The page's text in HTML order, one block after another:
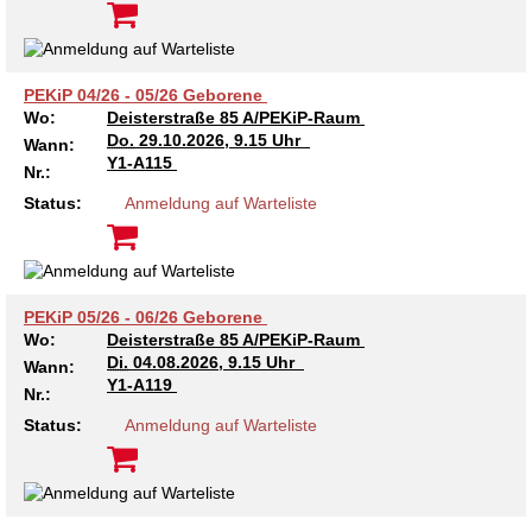
Kindertagesstätte Klaus-Müller-Kilian-Weg /
Kindertagesstätte König-Ludwig-Straße
Kindertagesstätte Moorlilienweg /
Familienzentrum
Familienzentrum
Kindertagesstätte Pfarrlandplatz
Kindertagesstätte Rosenbergstraße
Krippe Schleswiger Straße
Kindertagesstätte Hiltrud-Grote-Weg
Kindertagesstätte Ibykusweg / Familienzentrum
Kindertagesstätte Kapellenbrink /
Familienzentrum
“Mäuseburg” / Familienzentrum
Kindertagesstätte König-Ludwig-Straße
Kindertagesstätte Langes Feld “Deisterspatzen”
Kindertagesstätte Levester Straße
PEKiP 04/26 - 05/26 Geborene
Wo:
Deisterstraße 85 A/PEKiP-Raum
Wann:
Do. 29.10.2026, 9.15 Uhr
Nr.:
Y1-A115
Status: Anmeldung auf Warteliste
PEKiP 05/26 - 06/26 Geborene
Wo:
Deisterstraße 85 A/PEKiP-Raum
Wann:
Di. 04.08.2026, 9.15 Uhr
Nr.:
Y1-A119
Status: Anmeldung auf Warteliste